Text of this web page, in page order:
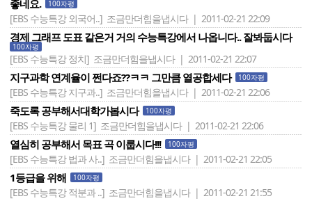
좋네요.
100자평
[EBS 수능특강 외국어..] 조금만더힘을냅시다 | 2011-02-21 22:09
경제 그래프 도표 같은거 거의 수능특강에서 나옵니다.. 잘봐둡시다
100자평
[EBS 수능특강 정치] 조금만더힘을냅시다 | 2011-02-21 22:07
지구과학 연계율이 쩐다죠??ㅋㅋ 그만큼 열공합세다 100자평
[EBS 수능특강 지구과..] 조금만더힘을냅시다 | 2011-02-21 22:06
죽도록 공부해서대학가봅시다 100자평
[EBS 수능특강 물리 1] 조금만더힘을냅시다 | 2011-02-21 22:06
열심히 공부해서 목표 곡 이룹시다!!! 100자평
[EBS 수능특강 법과 사..] 조금만더힘을냅시다 | 2011-02-21 22:05
1등급을 위해 100자평
[EBS 수능특강 적분과 ..] 조금만더힘을냅시다 | 2011-02-21 21:55